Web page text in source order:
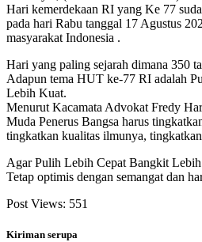
Hari kemerdekaan RI yang Ke 77
pada hari Rabu tanggal 17 Agustus
masyarakat Indonesia .
Hari yang paling sejarah dimana 350
Adapun tema HUT ke-77 RI adalah
Lebih Kuat.
Menurut Kacamata Advokat Fredy
Muda Penerus Bangsa harus
tingkatkan kualitas ilmunya,
Agar Pulih Lebih Cepat Bangkit Lebih
Tetap optimis dengan semangat dan
Post Views: 551
Kiriman serupa